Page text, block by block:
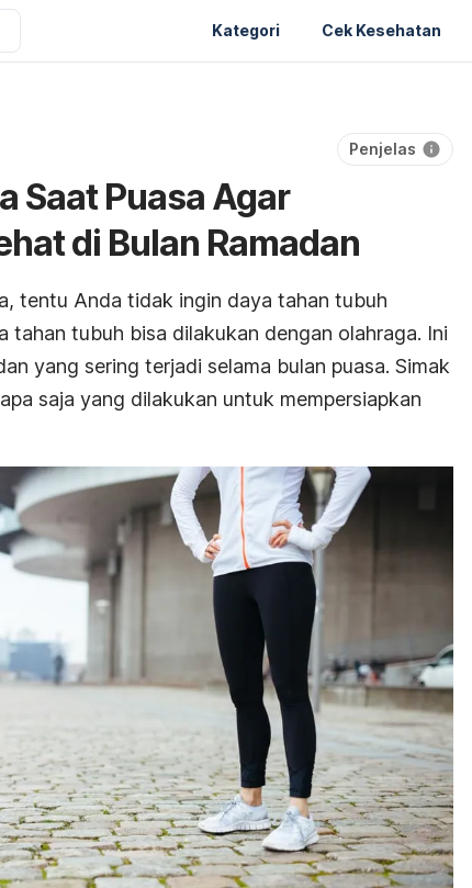
Kategori Cek Kesehatan
Penjelas
Saat Puasa Agar
di Bulan Ramadan
tentu Anda tidak ingin daya tahan tubuh
tahan tubuh bisa dilakukan dengan olahraga. Ini
yang sering terjadi selama bulan puasa. Simak
saja yang dilakukan untuk mempersiapkan